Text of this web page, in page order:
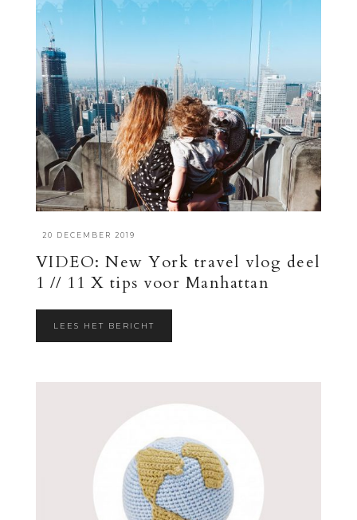
20 DECEMBER 2019
VIDEO: New York travel vlog deel
1 // 11 X tips voor Manhattan
LEES HET BERICHT